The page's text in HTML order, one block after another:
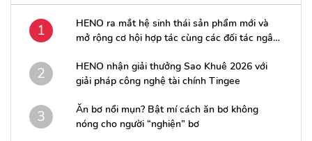
1
HENO ra mắt hệ sinh thái sản phẩm mới và
mở rộng cơ hội hợp tác cùng các đối tác ngân
2
HENO nhận giải thưởng Sao Khuê 2026 với
giải pháp công nghệ tài chính Tingee
3
Ăn bơ nổi mụn? Bật mí cách ăn bơ không
nóng cho người “nghiện” bơ